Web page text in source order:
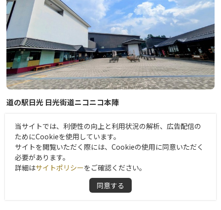
道の駅日光 日光街道ニコニコ本陣
世界遺産「日光の社寺」や関東の奥座敷「鬼怒川・川治温泉」、平
家落人伝説の残る「湯西川温泉」等への玄関口として今市の中心部
にオープン！
イベントをはじめ、演奏会や発表会など多数の催事に利用可能な多
目的ホール「ニコニコホール」、日光市内はもちろん、栃木県内の
農産物・お土産が手に入る「ニコニコマルシェ（商業施設）」、日
光グルメの代表のひとつ「日光そば」が味わえるそば店、海鮮料理
当サイトでは、利便性の向上と利用状況の解析、広告配信の
ためにCookieを使用しています。
サイトを閲覧いただく際には、Cookieの使用に同意いただく
必要があります。
詳細はサイトポリシーをご確認ください。
同意する